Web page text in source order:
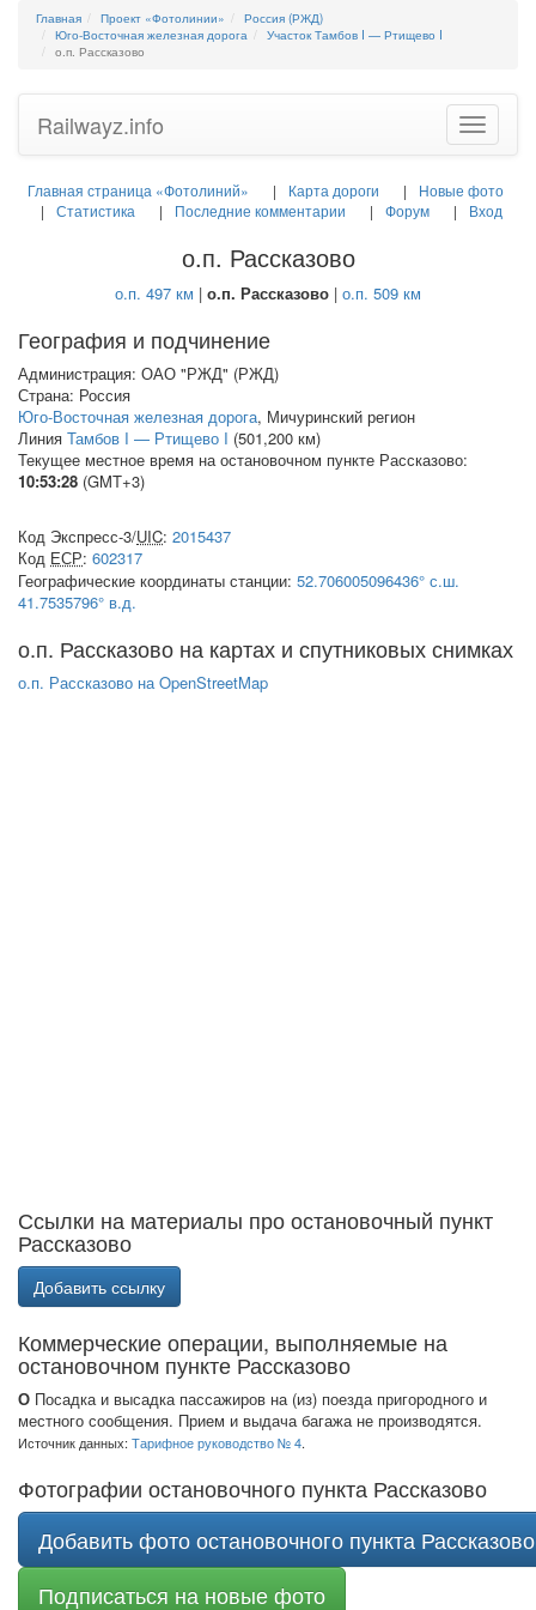
Главная Проект «Фотолинии»
Россия (РЖД)
Юго-Восточная железная дорога
Участок Тамбов I — Ртищево I
о.п. Рассказово
Toggle
Railwayz.info
Главная страница «Фотолиний» Карта дороги
Новые фото
Статистика
Последние комментарии Форум Вход
о.п. Рассказово
о.п. 497 км | о.п. Рассказово | о.п. 509 км
География и подчинение
Администрация: ОАО "РЖД" (РЖД)
Страна: Россия
Юго-Восточная железная дорога, Мичуринский регион
Линия Тамбов I — Ртищево I (501,200 км)
Текущее местное время на остановочном пункте Рассказово:
10:53:28 (GMT+3)
Код Экспресс-3/UIC: 2015437
Код ЕСР: 602317
Географические координаты станции: 52.706005096436° с.ш.
41.7535796° в.д.
о.п. Рассказово на картах и спутниковых снимках
о.п. Рассказово на OpenStreetMap
Ссылки на материалы про остановочный пункт
Рассказово
Добавить ссылку
Коммерческие операции, выполняемые на
остановочном пункте Рассказово
О Посадка и высадка пассажиров на (из) поезда пригородного и
местного сообщения. Прием и выдача багажа не производятся.
Источник данных: Тарифное руководство № 4.
Фотографии остановочного пункта Рассказово
Добавить фото остановочного пункта Рассказово
Подписаться на новые фото